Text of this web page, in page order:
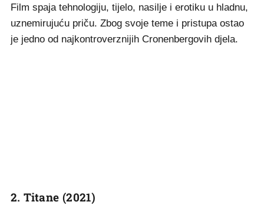
Film spaja tehnologiju, tijelo, nasilje i erotiku u hladnu,
uznemirujuću priču. Zbog svoje teme i pristupa ostao
je jedno od najkontroverznijih Cronenbergovih djela.
2. Titane (2021)